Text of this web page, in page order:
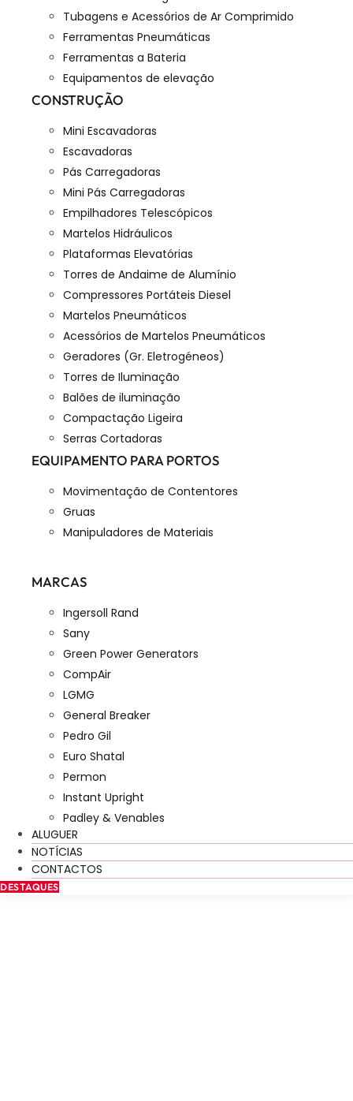
Tubagens e Acessórios de Ar Comprimido
Ferramentas Pneumáticas
Ferramentas a Bateria
Equipamentos de elevação
CONSTRUÇÃO
Mini Escavadoras
Escavadoras
Pás Carregadoras
Mini Pás Carregadoras
Empilhadores Telescópicos
Martelos Hidráulicos
Plataformas Elevatórias
Torres de Andaime de Alumínio
Compressores Portáteis Diesel
Martelos Pneumáticos
Acessórios de Martelos Pneumáticos
Geradores (Gr. Eletrogéneos)
Torres de Iluminação
Balões de iluminação
Compactação Ligeira
Serras Cortadoras
EQUIPAMENTO PARA PORTOS
Movimentação de Contentores
Gruas
Manipuladores de Materiais
MARCAS
Ingersoll Rand
Sany
Green Power Generators
CompAir
LGMG
General Breaker
Pedro Gil
Euro Shatal
Permon
Instant Upright
Padley & Venables
ALUGUER
NOTÍCIAS
CONTACTOS
DESTAQUES